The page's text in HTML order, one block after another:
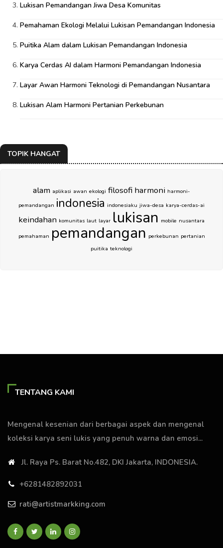
Lukisan Pemandangan Jiwa Desa Komunitas
Pemahaman Ekologi Melalui Lukisan Pemandangan Indonesia
Puitika Alam dalam Lukisan Pemandangan Indonesia
Karya Cerdas AI dalam Harmoni Pemandangan Indonesia
Layar Awan Harmoni Teknologi di Pemandangan Nusantara
Lukisan Alam Harmoni Pertanian Perkebunan
TOPIK HANGAT
alam aplikasi awan ekologi filosofi harmoni harmoni-
pemandangan indonesia indonesiaku jiwa-desa karya-cerdas-ai
keindahan komunitas laut layar lukisan mobile nusantara
pemahaman pemandangan perkebunan pertanian
puitika teknologi
TENTANG KAMI
Mengenal kesenian dari berbagai aspek dan mengenal
koleksi karya seni lukis yang penuh warna dan emosi...
Jl. Raya Ps. Barat No.482, DKI Jakarta, INDONESIA.
+6281482892031
rati@artistmarkking.com